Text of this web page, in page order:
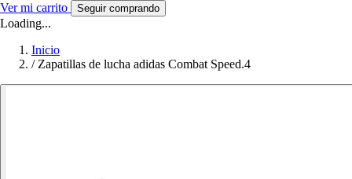
Ver mi carrito Seguir comprando
Loading...
Inicio
/ Zapatillas de lucha adidas Combat Speed.4